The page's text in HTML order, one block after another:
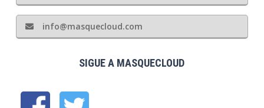
info@masquecloud.com
SIGUE A MASQUECLOUD